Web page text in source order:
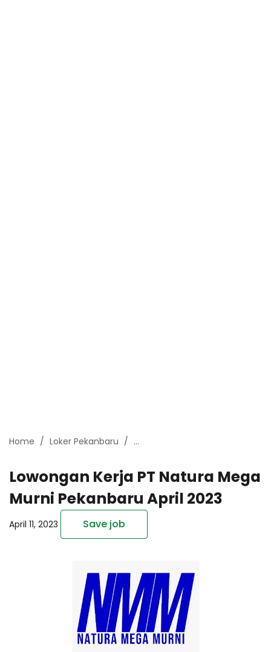
Home Loker Pekanbaru lowongan kerja pekanbaru April
Lowongan Kerja PT Natura Mega
Murni Pekanbaru April 2023
April 11, 2023 Save job